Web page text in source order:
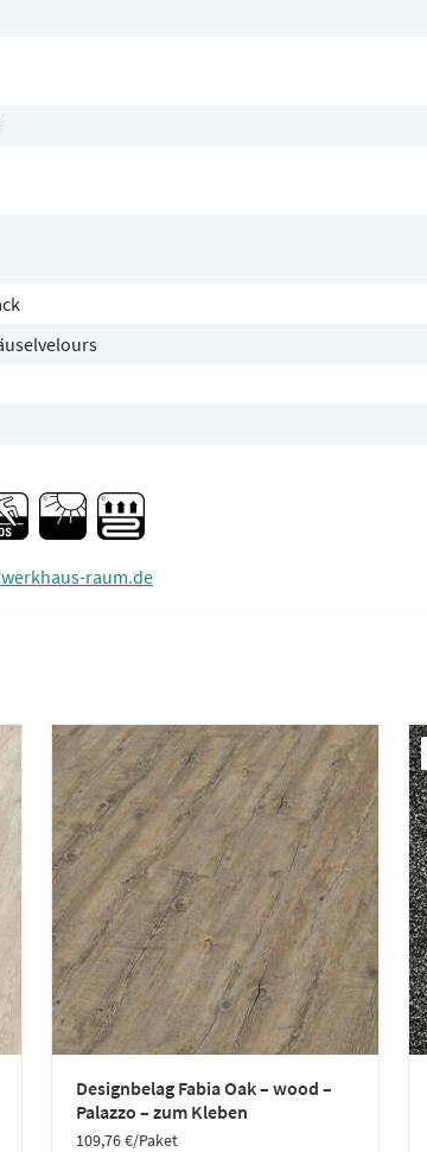
raum.de
Designbelag Fabia Oak – wood –
Palazzo – zum Kleben
109,76€/Paket